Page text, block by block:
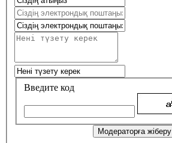
Введите код
Модераторға жіберу